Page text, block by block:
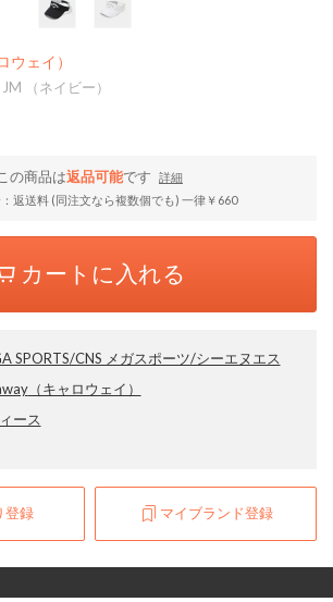
ウェイ）
（ネイビー）
この商品は返品可能です
詳細
返送料 (同注文なら複数個でも) 一律￥660
カートに入れる
SPORTS/CNS メガスポーツ/シーエヌエス
（キャロウェイ）
ース
登録 マイブランド登録